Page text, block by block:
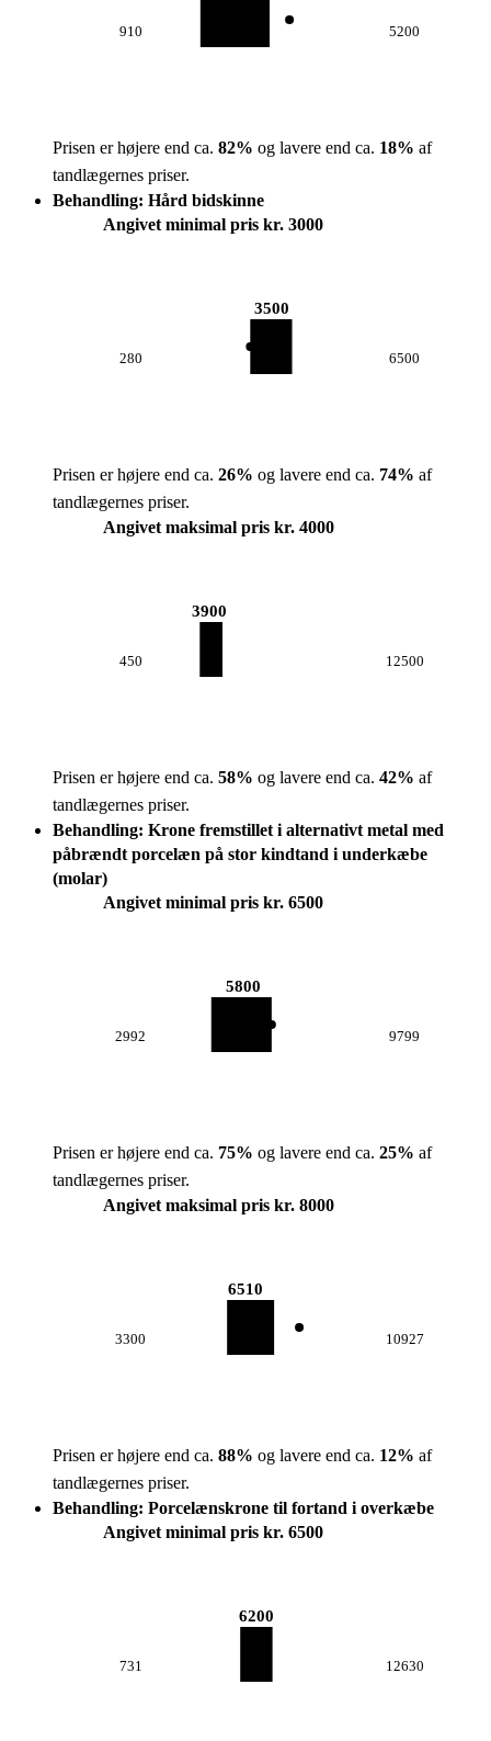
910 5200
Prisen er højere end ca. 82% og lavere end ca. 18% af
tandlægernes priser.
Behandling: Hård bidskinne
Angivet minimal pris kr. 3000
280
3500
6500
Prisen er højere end ca. 26% og lavere end ca. 74% af
tandlægernes priser.
Angivet maksimal pris kr. 4000
450
3900
12500
Prisen er højere end ca. 58% og lavere end ca. 42% af
tandlægernes priser.
Behandling: Krone fremstillet i alternativt metal med
påbrændt porcelæn på stor kindtand i underkæbe
(molar)
Angivet minimal pris kr. 6500
2992
5800
9799
Prisen er højere end ca. 75% og lavere end ca. 25% af
tandlægernes priser.
Angivet maksimal pris kr. 8000
3300
6510
10927
Prisen er højere end ca. 88% og lavere end ca. 12% af
tandlægernes priser.
Behandling: Porcelænskrone til fortand i overkæbe
Angivet minimal pris kr. 6500
731
6200
12630